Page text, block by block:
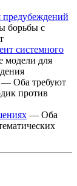
предубеждений
борьбы с
системного
модели для
— Оба требуют
против
— Оба